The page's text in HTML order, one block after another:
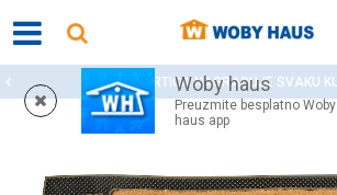
Woby haus
Preuzmite besplatno Woby
haus app
WOBY KARTICA NAGRAĐUJE SVAKU